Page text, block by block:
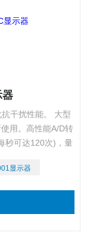
器
干扰性能。 大型
用。高性能A/D转
秒可达120次)，量
振动。具有动物秤
显示器